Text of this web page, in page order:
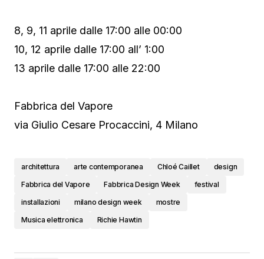
8, 9, 11 aprile dalle 17:00 alle 00:00
10, 12 aprile dalle 17:00 all’ 1:00
13 aprile dalle 17:00 alle 22:00
Fabbrica del Vapore
via Giulio Cesare Procaccini, 4 Milano
architettura arte contemporanea Chloé Caillet
design
Fabbrica del Vapore
Fabbrica Design Week
festival
installazioni
milano design week
mostre
Musica elettronica
Richie Hawtin